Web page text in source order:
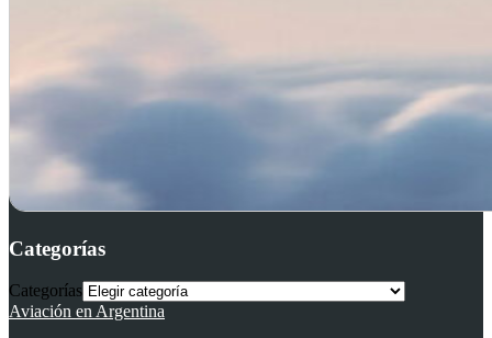
Categorías
Categorías
Aviación en Argentina